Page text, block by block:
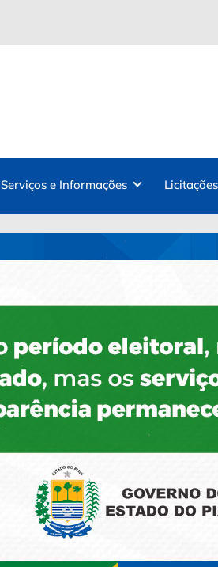
Serviços e Informações